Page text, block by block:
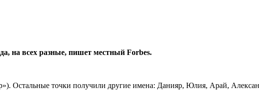
на всех разные, пишет местный Forbes.
Остальные точки получили другие имена: Данияр, Юлия, Арай,